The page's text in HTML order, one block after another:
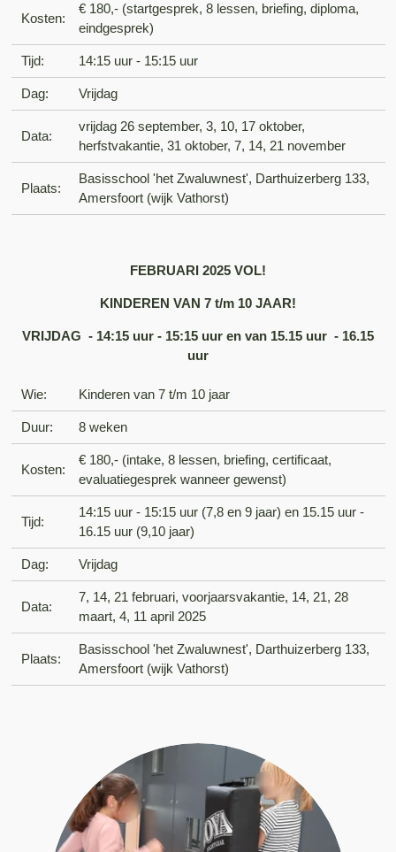
Kosten:
€ 180,- (startgesprek, 8 lessen, briefing, diploma,
eindgesprek)
Tijd: 14:15 uur - 15:15 uur
Dag: Vrijdag
Data:
vrijdag 26 september, 3, 10, 17 oktober,
herfstvakantie, 31 oktober, 7, 14, 21 november
Plaats:
Basisschool 'het Zwaluwnest', Darthuizerberg 133,
Amersfoort (wijk Vathorst)
FEBRUARI 2025 VOL!
KINDEREN VAN 7 t/m 10 JAAR!
VRIJDAG - 14:15 uur - 15:15 uur en van 15.15 uur - 16.15
uur
Wie: Kinderen van 7 t/m 10 jaar
Duur: 8 weken
Kosten:
€ 180,- (intake, 8 lessen, briefing, certificaat,
evaluatiegesprek wanneer gewenst)
Tijd:
14:15 uur - 15:15 uur (7,8 en 9 jaar) en 15.15 uur -
16.15 uur (9,10 jaar)
Dag: Vrijdag
Data:
7, 14, 21 februari, voorjaarsvakantie, 14, 21, 28
maart, 4, 11 april 2025
Plaats:
Basisschool 'het Zwaluwnest', Darthuizerberg 133,
Amersfoort (wijk Vathorst)